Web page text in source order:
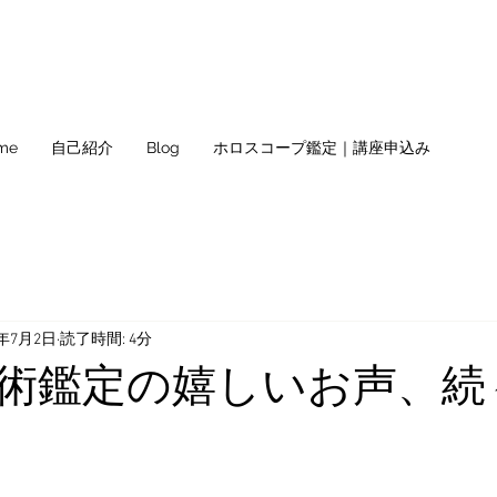
自己紹介 Blog ホロスコープ鑑定｜講座申込み
鑑定の嬉しいお声、
7月2日 読了時間: 4分